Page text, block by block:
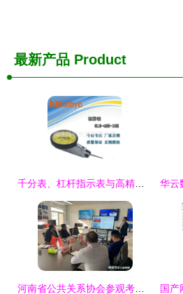
最新产品 Product